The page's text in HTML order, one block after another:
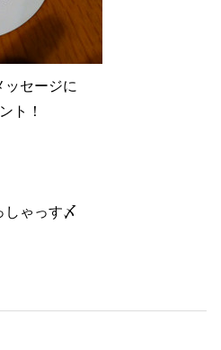
ッセージに
ト！
しゃっす〆